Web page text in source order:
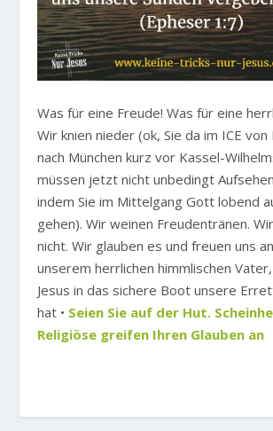
Was für eine Freude! Was für eine
Wir knien nieder (ok, Sie da im ICE
nach München kurz vor Kassel-
müssen jetzt nicht unbedingt
indem Sie im Mittelgang Gott lobend
gehen). Wir weinen Freudentränen.
nicht. Wir glauben es und freuen uns
unserem herrlichen himmlischen
Jesus in das sichere Boot unsere
hat • Seien Sie auf der Hut.
Religiöse greifen Ihren Glauben an